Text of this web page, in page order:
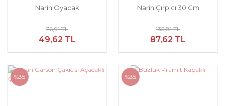
Narin Oyacak
76,91 TL
49,62 TL
Narin Çırpıcı 30 Cm
135,81 TL
87,62 TL
%35 %35